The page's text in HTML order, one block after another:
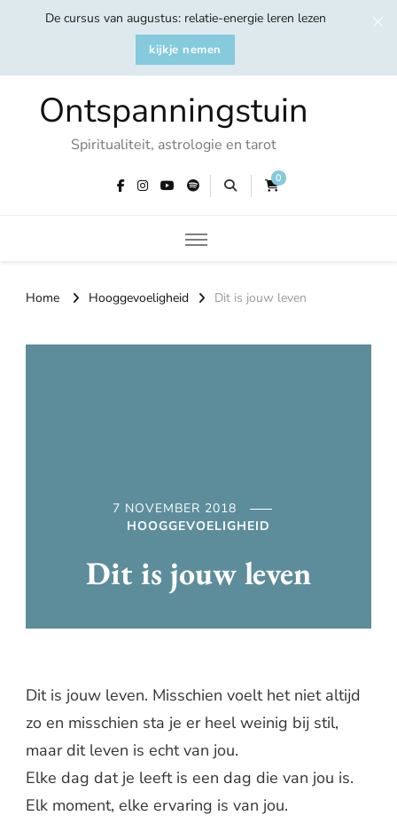
De cursus van augustus: relatie-energie leren lezen
kijkje nemen
Ontspanningstuin
Spiritualiteit, astrologie en tarot
0
Home Hooggevoeligheid Dit is jouw leven
7 NOVEMBER 2018
HOOGGEVOELIGHEID
Dit is jouw leven
Dit is jouw leven. Misschien voelt het niet altijd
zo en misschien sta je er heel weinig bij stil,
maar dit leven is echt van jou.
Elke dag dat je leeft is een dag die van jou is.
Elk moment, elke ervaring is van jou.